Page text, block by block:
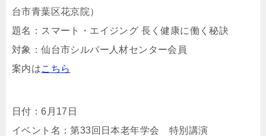
台市青葉区花京院）
題名：スマート・エイジング 長く健康に働く秘訣
対象：仙台市シルバー人材センター会員
案内はこちら
日付：6月17日
イベント名：第33回日本老年学会 特別講演